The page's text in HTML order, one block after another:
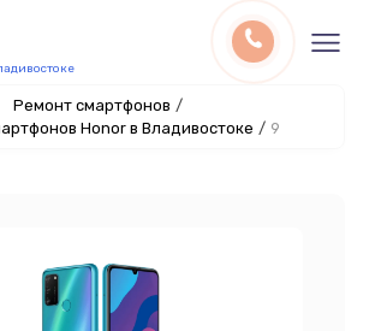
Ремонт смартфонов /
Honor в Владивостоке / 9